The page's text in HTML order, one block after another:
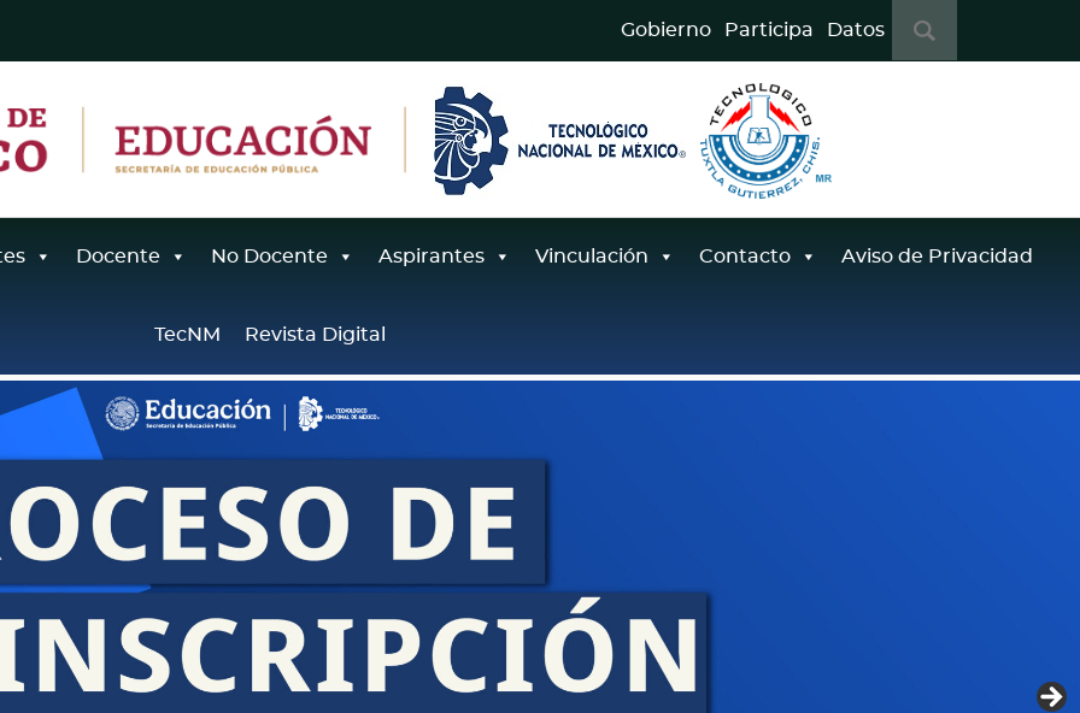
Gobierno Participa Datos
s
Docente No Docente Aspirantes Vinculación Contacto Aviso de Privacidad
TecNM Revista Digital